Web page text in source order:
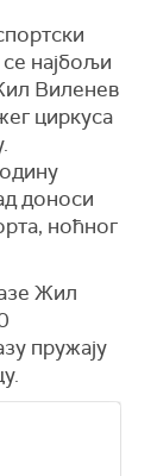
најбољи
Виленев
циркуса
доноси
ноћног
Жил
пружају